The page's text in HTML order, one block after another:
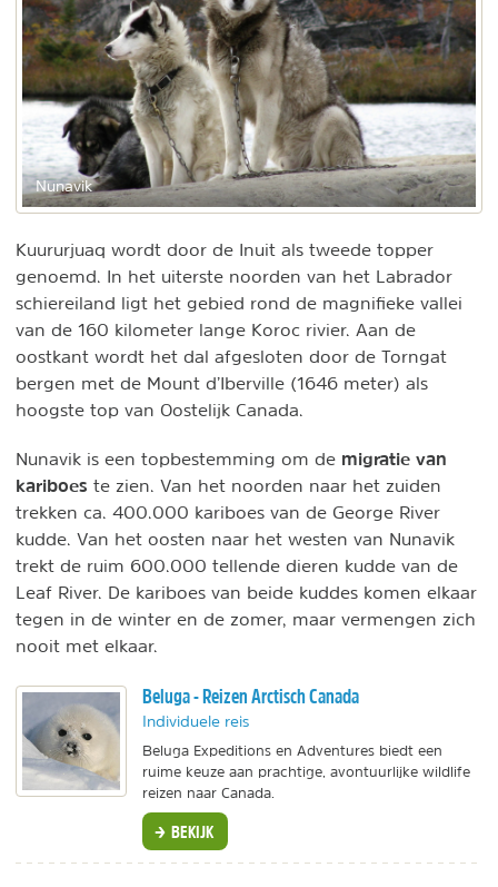
Nunavik
Kuururjuaq wordt door de Inuit als tweede topper
genoemd. In het uiterste noorden van het Labrador
schiereiland ligt het gebied rond de magnifieke vallei
van de 160 kilometer lange Koroc rivier. Aan de
oostkant wordt het dal afgesloten door de Torngat
bergen met de Mount d’Iberville (1646 meter) als
hoogste top van Oostelijk Canada.
Nunavik is een topbestemming om de migratie van
kariboes te zien. Van het noorden naar het zuiden
trekken ca. 400.000 kariboes van de George River
kudde. Van het oosten naar het westen van Nunavik
trekt de ruim 600.000 tellende dieren kudde van de
Leaf River. De kariboes van beide kuddes komen elkaar
tegen in de winter en de zomer, maar vermengen zich
nooit met elkaar.
Beluga - Reizen Arctisch Canada
Individuele reis
Beluga Expeditions en Adventures biedt een
ruime keuze aan prachtige, avontuurlijke wildlife
reizen naar Canada.
BEKIJK